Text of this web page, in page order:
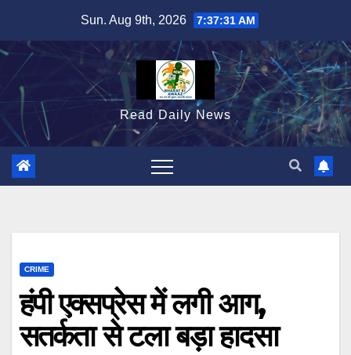
content
Sun. Aug 9th, 2026 7:37:32 AM
Read Daily News
CRIME
हंपी एक्सप्रेस में लगी आग,
सतर्कता से टला बड़ा हादसा